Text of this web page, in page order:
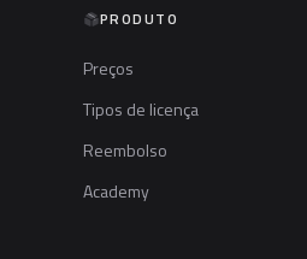
PRODUTO
Preços
Tipos de licença
Reembolso
Academy